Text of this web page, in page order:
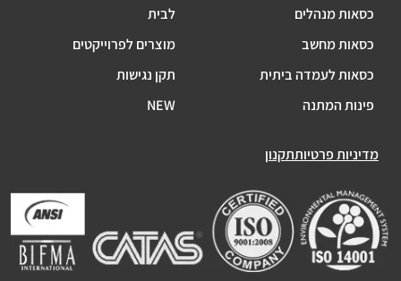
כסאות מנהלים
כסאות מחשב
כסאות לעמדה ביתית
פינות המתנה
לבית
מוצרים לפרוייקטים
תקן נגישות
NEW
מדיניות פרטיותתקנון